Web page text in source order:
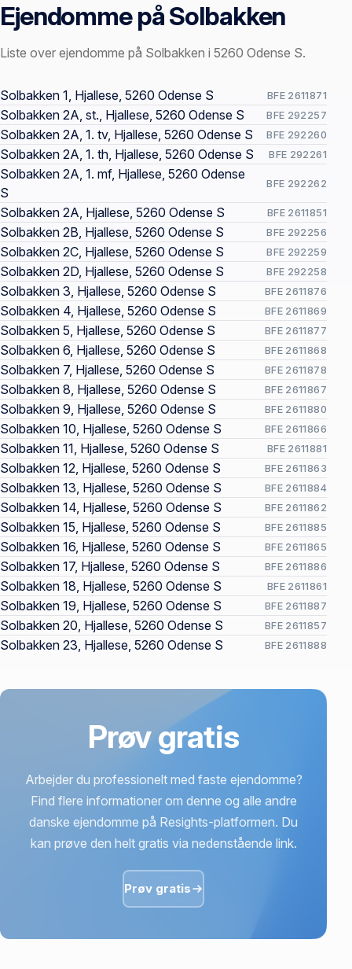
Ejendomme på Solbakken
Liste over ejendomme på Solbakken i 5260 Odense S.
Offentlige ejendomssider
Solbakken 1, Hjallese, 5260 Odense S BFE 2611871
Solbakken 2A, st., Hjallese, 5260 Odense S BFE 292257
Solbakken 2A, 1. tv, Hjallese, 5260 Odense S BFE 292260
Solbakken 2A, 1. th, Hjallese, 5260 Odense S BFE 292261
Solbakken 2A, 1. mf, Hjallese, 5260 Odense
S
BFE 292262
Solbakken 2A, Hjallese, 5260 Odense S BFE 2611851
Solbakken 2B, Hjallese, 5260 Odense S BFE 292256
Solbakken 2C, Hjallese, 5260 Odense S BFE 292259
Solbakken 2D, Hjallese, 5260 Odense S BFE 292258
Solbakken 3, Hjallese, 5260 Odense S BFE 2611876
Solbakken 4, Hjallese, 5260 Odense S BFE 2611869
Solbakken 5, Hjallese, 5260 Odense S BFE 2611877
Solbakken 6, Hjallese, 5260 Odense S BFE 2611868
Solbakken 7, Hjallese, 5260 Odense S BFE 2611878
Solbakken 8, Hjallese, 5260 Odense S BFE 2611867
Solbakken 9, Hjallese, 5260 Odense S BFE 2611880
Solbakken 10, Hjallese, 5260 Odense S BFE 2611866
Solbakken 11, Hjallese, 5260 Odense S BFE 2611881
Solbakken 12, Hjallese, 5260 Odense S BFE 2611863
Solbakken 13, Hjallese, 5260 Odense S BFE 2611884
Solbakken 14, Hjallese, 5260 Odense S BFE 2611862
Solbakken 15, Hjallese, 5260 Odense S BFE 2611885
Solbakken 16, Hjallese, 5260 Odense S BFE 2611865
Solbakken 17, Hjallese, 5260 Odense S BFE 2611886
Solbakken 18, Hjallese, 5260 Odense S BFE 2611861
Solbakken 19, Hjallese, 5260 Odense S BFE 2611887
Solbakken 20, Hjallese, 5260 Odense S BFE 2611857
Solbakken 23, Hjallese, 5260 Odense S BFE 2611888
Prøv gratis
Arbejder du professionelt med faste ejendomme?
Find flere informationer om denne og alle andre
danske ejendomme på Resights-platformen. Du
kan prøve den helt gratis via nedenstående link.
Prøv gratis